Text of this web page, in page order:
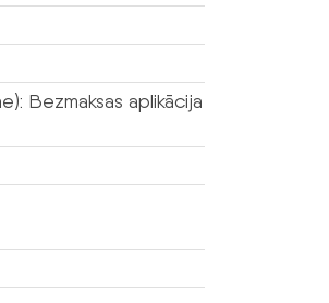
Bezmaksas aplikācija